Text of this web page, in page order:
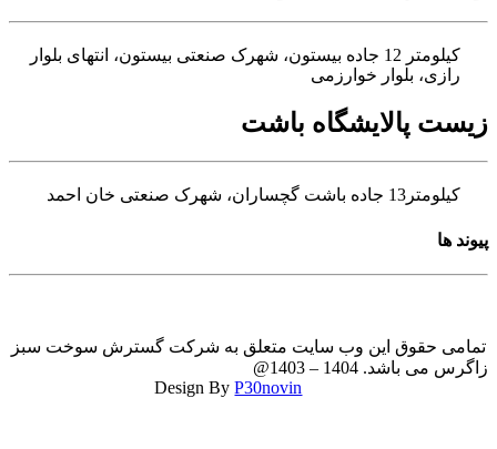
کیلومتر 12 جاده بیستون، شهرک صنعتی بیستون، انتهای بلوار
رازی، بلوار خوارزمی
پالایشگاه باشت
کیلومتر13 جاده باشت گچساران، شهرک صنعتی خان احمد
ها
حقوق این وب سایت متعلق به شرکت گسترش سوخت سبز
زاگرس می باشد. 1404 – 1403@
P30novin